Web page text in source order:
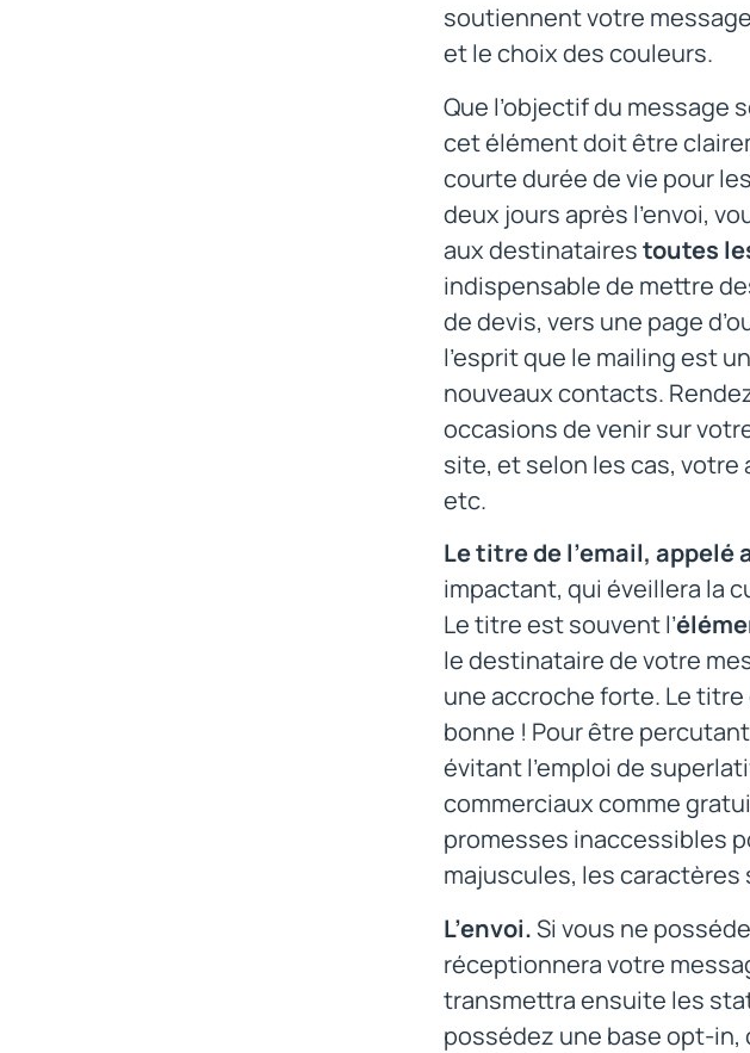
soutiennent votre
et le choix des couleurs.
Que l’objectif du message
cet élément doit être
courte durée de vie pour
deux jours après l’envoi,
aux destinatairestoutes
indispensable de mettre
de devis, vers une page
l’esprit que le mailing est
nouveaux contacts.
occasions de venir sur
site, et selon les cas,
etc.
Le titre de l’email, appelé
impactant, qui éveillera la
Le titre est souvent l’
le destinataire de votre
une accroche forte. Le titre
bonne ! Pour être
évitant l’emploi de
commerciaux comme
promesses inaccessibles
majuscules, les
L’envoi.Si vous ne
réceptionnera votre
transmettra ensuite les
possédez une base opt-